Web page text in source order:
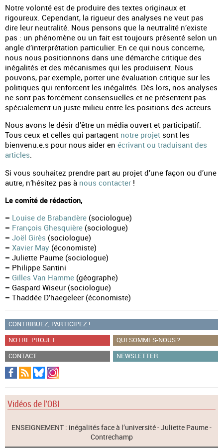
Notre volonté est de produire des textes originaux et
rigoureux. Cependant, la rigueur des analyses ne veut pas
dire leur neutralité. Nous pensons que la neutralité n’existe
pas : un phénomène ou un fait est toujours présenté selon un
angle d’interprétation particulier. En ce qui nous concerne,
nous nous positionnons dans une démarche critique des
inégalités et des mécanismes qui les produisent. Nous
pouvons, par exemple, porter une évaluation critique sur les
politiques qui renforcent les inégalités. Dès lors, nos analyses
ne sont pas forcément consensuelles et ne présentent pas
spécialement un juste milieu entre les positions des acteurs.
Nous avons le désir d’être un média ouvert et participatif.
Tous ceux et celles qui partagent notre projet sont les
bienvenu.e.s pour nous aider en écrivant ou traduisant des
articles.
Si vous souhaitez prendre part au projet d’une façon ou d’une
autre, n’hésitez pas à nous contacter !
Le comité de rédaction,
– Louise de Brabandère (sociologue)
– François Ghesquière (sociologue)
– Joël Girès (sociologue)
– Xavier May (économiste)
– Juliette Paume (sociologue)
– Philippe Santini
– Gilles Van Hamme (géographe)
– Gaspard Wiseur (sociologue)
– Thaddée D’haegeleer (économiste)
CONTRIBUEZ, PARTICIPEZ !
NOTRE PROJET
QUI SOMMES-NOUS ?
CONTACT
NEWSLETTER
Vidéos de l'OBI
ENSEIGNEMENT : inégalités face à l’université - Juliette Paume -
Contrechamp